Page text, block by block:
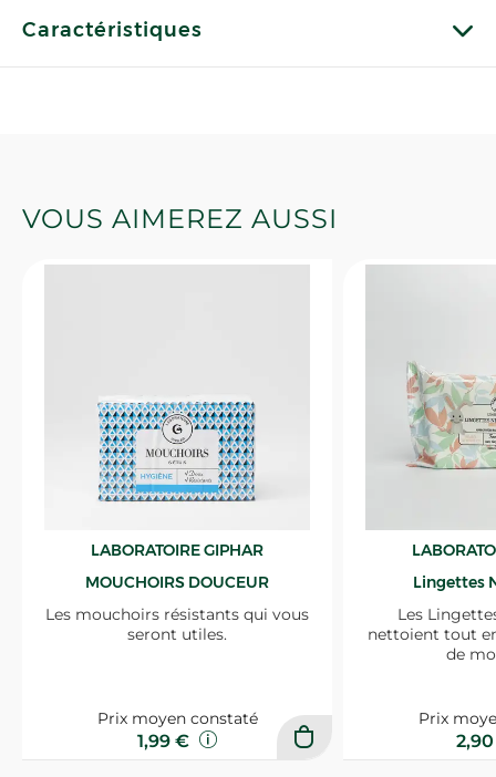
Caractéristiques
VOUS AIMEREZ AUSSI
LABORATOIRE GIPHAR
MOUCHOIRS DOUCEUR
Les mouchoirs résistants qui vous
seront utiles.
Prix moyen constaté
1,99 €
Lingettes
Les
nettoient tout
de
Prix